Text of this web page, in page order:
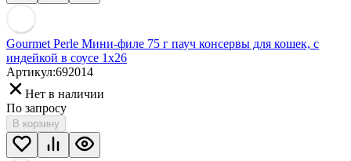
Gourmet Perle Мини-филе 75 г пауч консервы для кошек, с
индейкой в соусе 1х26
Артикул:692014
Нет в наличии
По запросу
В корзину